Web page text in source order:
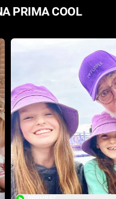
PRIMA COOL